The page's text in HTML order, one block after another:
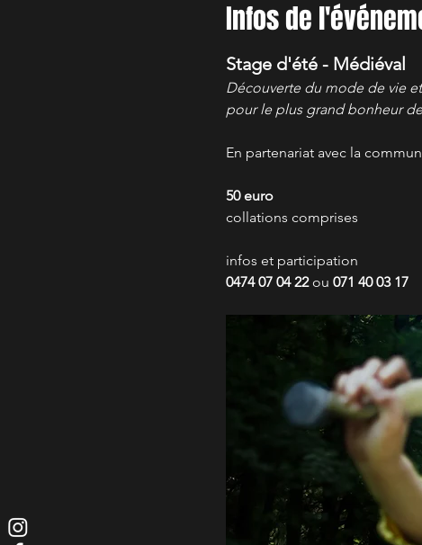
Infos de
Stage d'été - Médiéval
Découverte du mode de vie
pour le plus grand bonheur
En partenariat avec la
50 euro
collations comprises
infos et participation
0474 07 04 22 ou 071 40 03 17